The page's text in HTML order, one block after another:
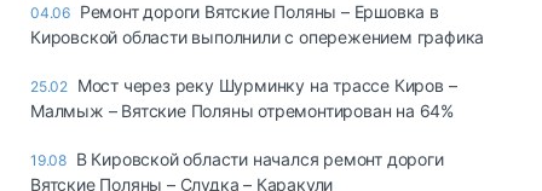
Спецтехника
запчасти, шины
Топливо, масла и
04.06 Ремонт дороги Вятские Поляны – Ершовка в
Кировской области выполнили с опережением графика
25.02 Мост через реку Шурминку на трассе Киров –
Малмыж – Вятские Поляны отремонтирован на 64%
19.08 В Кировской области начался ремонт дороги
Вятские Поляны – Слудка – Каракули